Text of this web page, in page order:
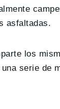
asfaltadas.
los
serie de